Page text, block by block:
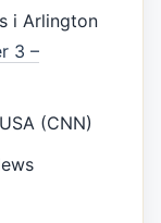
i Arlington
3 –
(CNN)